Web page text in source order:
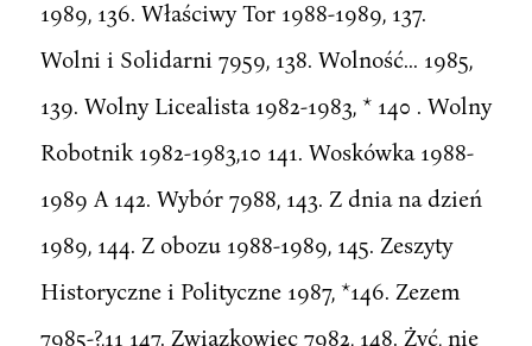
1989, 136. Właściwy Tor 1988-1989, 137.
Wolni i Solidarni 7959, 138. Wolność... 1985,
139. Wolny Licealista 1982-1983, * 140 . Wolny
Robotnik 1982-1983,10 141. Woskówka 1988-
1989 A 142. Wybór 7988, 143. Z dnia na dzień
1989, 144. Z obozu 1988-1989, 145. Zeszyty
Historyczne i Polityczne 1987, *146. Zezem
7985-?,11 147. Związkowiec 7982, 148. Żyć, nie